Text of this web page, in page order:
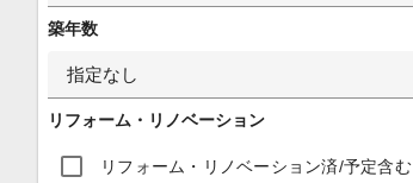
築年数
指定なし
リフォーム・リノベーション
リフォーム・リノベーション済/予定含む